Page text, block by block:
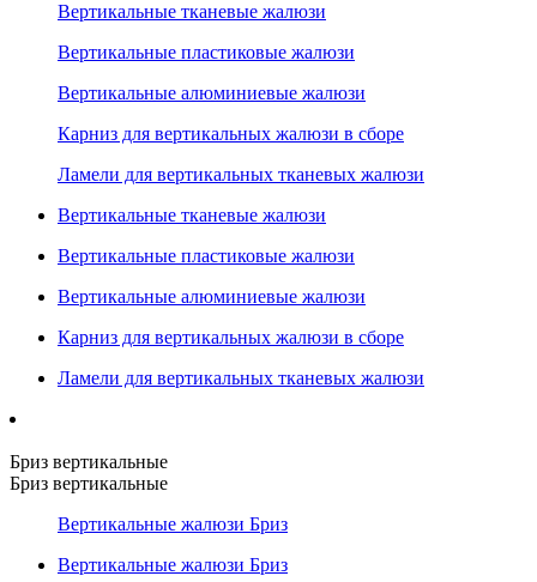
Вертикальные тканевые жалюзи
Вертикальные пластиковые жалюзи
Вертикальные алюминиевые жалюзи
Карниз для вертикальных жалюзи в сборе
Ламели для вертикальных тканевых жалюзи
Вертикальные тканевые жалюзи
Вертикальные пластиковые жалюзи
Вертикальные алюминиевые жалюзи
Карниз для вертикальных жалюзи в сборе
Ламели для вертикальных тканевых жалюзи
Бриз вертикальные
Бриз вертикальные
Вертикальные жалюзи Бриз
Вертикальные жалюзи Бриз